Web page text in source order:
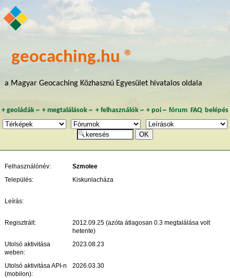
geocaching.hu ®
a Magyar Geocaching Közhasznú Egyesület hivatalos oldala
+ geoládák~ +megtalálások ~ + felhasználók~ + poi~ fórum FAQ belépés
Felhasználónév:
Szmolee
Település:
Kiskunlacháza
Leírás:
Regisztrált:
2012.09.25 (azóta átlagosan 0.3 megtalálása volt
hetente)
Utolsó aktivitása
weben:
2023.08.23
Utolsó aktivitása API-n
(mobilon):
2026.03.30